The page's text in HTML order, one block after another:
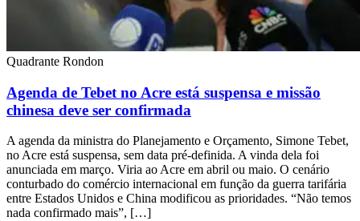
Quadrante Rondon
Agenda de Tebet no Acre está suspensa e missão
chinesa deve ser confirmada
A agenda da ministra do Planejamento e Orçamento, Simone Tebet,
no Acre está suspensa, sem data pré-definida. A vinda dela foi
anunciada em março. Viria ao Acre em abril ou maio. O cenário
conturbado do comércio internacional em função da guerra tarifária
entre Estados Unidos e China modificou as prioridades. “Não temos
nada confirmado mais”, […]